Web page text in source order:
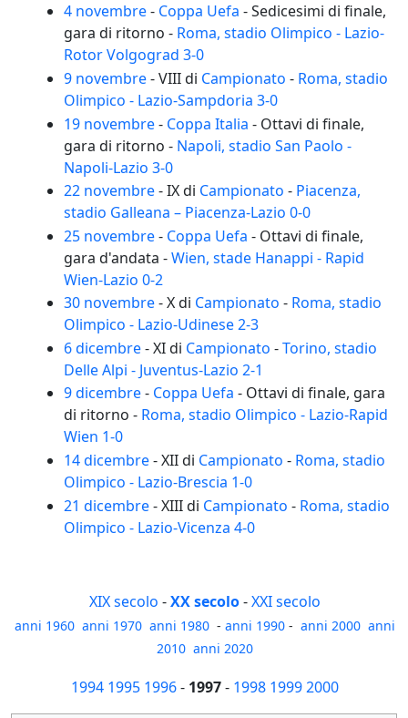
4 novembre- Coppa Uefa - Sedicesimi di finale,
gara di ritorno - Roma, stadio Olimpico - Lazio-
Rotor Volgograd 3-0
9 novembre- VIII di Campionato - Roma, stadio
Olimpico - Lazio-Sampdoria 3-0
19 novembre- Coppa Italia - Ottavi di finale,
gara di ritorno - Napoli, stadio San Paolo -
Napoli-Lazio 3-0
22 novembre- IX di Campionato - Piacenza,
stadio Galleana – Piacenza-Lazio 0-0
25 novembre- Coppa Uefa - Ottavi di finale,
gara d'andata -Wien, stade Hanappi - Rapid
Wien-Lazio 0-2
30 novembre- X di Campionato - Roma, stadio
Olimpico - Lazio-Udinese 2-3
6 dicembre- XI di Campionato -Torino, stadio
Delle Alpi - Juventus-Lazio 2-1
9 dicembre- Coppa Uefa - Ottavi di finale, gara
di ritorno - Roma, stadio Olimpico - Lazio-Rapid
Wien 1-0
14 dicembre- XII di Campionato - Roma, stadio
Olimpico - Lazio-Brescia 1-0
21 dicembre- XIII di Campionato - Roma, stadio
Olimpico - Lazio-Vicenza 4-0
XIX secolo -XX secolo-XXI secolo
anni 1960 anni 1970 anni 1980 - anni 1990 - anni 2000 anni
2010 anni 2020
1994 1995 1996- 1997- 1998 19992000